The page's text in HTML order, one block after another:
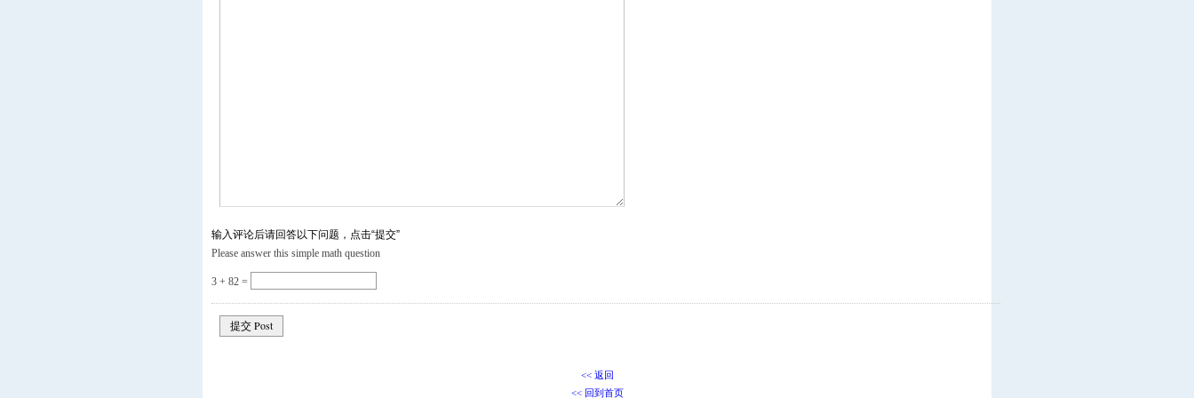
输入评论后请回答以下问题，点击“提交”
Please answer this simple math question
3 + 82 =
<< 返回
<< 回到首页